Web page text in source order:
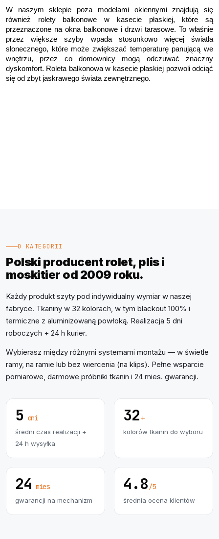
W naszym sklepie poza modelami okiennymi znajdują się
również rolety balkonowe w kasecie płaskiej, które są
przeznaczone na okna balkonowe i drzwi tarasowe. To właśnie
przez większe szyby wpada stosunkowo więcej światła
słonecznego, które może zwiększać temperaturę panującą we
wnętrzu, przez co domownicy mogą odczuwać znaczny
dyskomfort. Roleta balkonowa w kasecie płaskiej pozwoli odciąć
się od zbyt jaskrawego świata zewnętrznego.
O KATEGORII
Polski producent rolet, plis i
moskitier od 2009 roku.
Każdy produkt szyty pod indywidualny wymiar w naszej
fabryce. Tkaniny w 32 kolorach, w tym blackout 100% i
termiczne z aluminizowaną powłoką. Realizacja 5 dni
roboczych + 24 h kurier.
Wybierasz między różnymi systemami montażu — w świetle
ramy, na ramie lub bez wiercenia (na klips). Pełne wsparcie
pomiarowe, darmowe próbniki tkanin i 24 mies. gwarancji.
5 dni
średni czas realizacji +
24 h wysyłka
32 +
kolorów tkanin do wyboru
24 mies
gwarancji na mechanizm
4.8 /5
średnia ocena klientów